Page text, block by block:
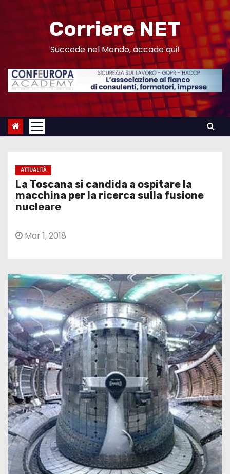
n
Corriere NET
Succede nel Mondo, accade qui!
ATTUALITÀ
La Toscana si candida a ospitare la
macchina per la ricerca sulla fusione
nucleare
Mar 1, 2018